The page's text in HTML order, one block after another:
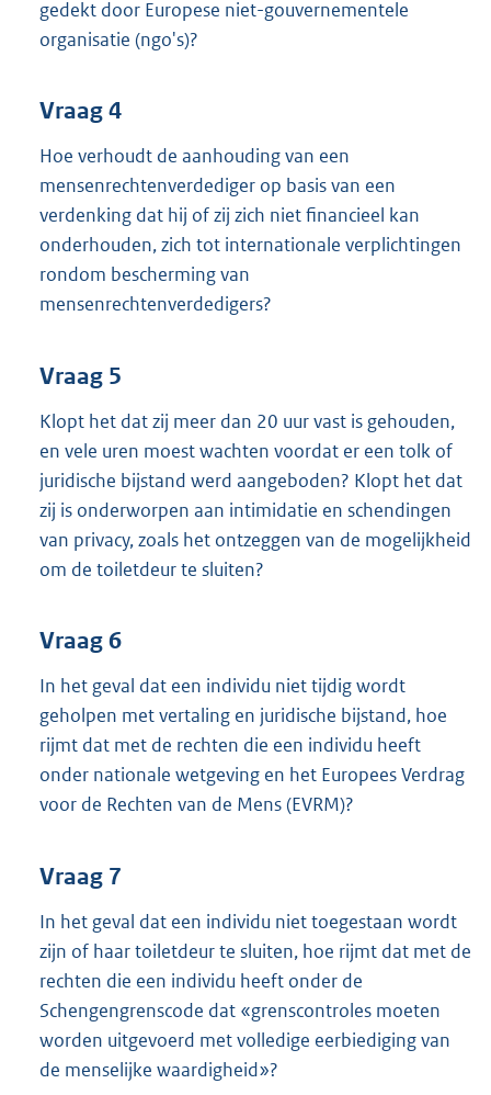
gedekt door Europese niet-gouvernementele
organisatie (ngo's)?
Vraag 4
Hoe verhoudt de aanhouding van een
mensenrechtenverdediger op basis van een
verdenking dat hij of zij zich niet financieel kan
onderhouden, zich tot internationale verplichtingen
rondom bescherming van
mensenrechtenverdedigers?
Vraag 5
Klopt het dat zij meer dan 20 uur vast is gehouden,
en vele uren moest wachten voordat er een tolk of
juridische bijstand werd aangeboden? Klopt het dat
zij is onderworpen aan intimidatie en schendingen
van privacy, zoals het ontzeggen van de mogelijkheid
om de toiletdeur te sluiten?
Vraag 6
In het geval dat een individu niet tijdig wordt
geholpen met vertaling en juridische bijstand, hoe
rijmt dat met de rechten die een individu heeft
onder nationale wetgeving en het Europees Verdrag
voor de Rechten van de Mens (EVRM)?
Vraag 7
In het geval dat een individu niet toegestaan wordt
zijn of haar toiletdeur te sluiten, hoe rijmt dat met de
rechten die een individu heeft onder de
Schengengrenscode dat «grenscontroles moeten
worden uitgevoerd met volledige eerbiediging van
de menselijke waardigheid»?